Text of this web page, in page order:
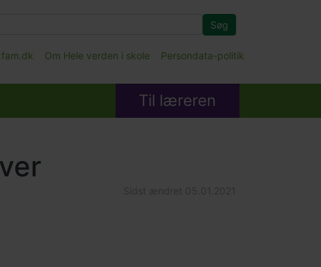
Om Hele verden i skole Persondata-politik
Søg
Til læreren